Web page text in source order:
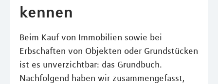
kennen
Beim Kauf von Immobilien sowie bei
Erbschaften von Objekten oder Grundstücken
ist es unverzichtbar: das Grundbuch.
Nachfolgend haben wir zusammengefasst,